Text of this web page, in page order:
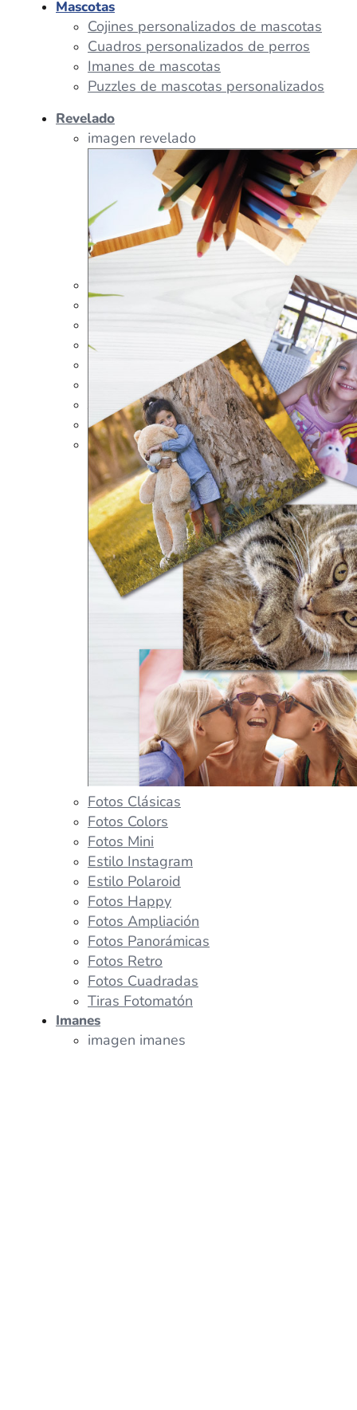
Tazas Personalizadas
Peluches Personalizados
Portalápices Personalizados
Puzles Personalizados
Juegos de Mesa
Alfombrillas Personalizadas
Lámparas LED
Mascotas
Cojines personalizados de mascotas
Cuadros personalizados de perros
Imanes de mascotas
Puzzles de mascotas personalizados
Revelado
imagen revelado
Fotos Clásicas
Fotos Colors
Fotos Mini
Estilo Instagram
Estilo Polaroid
Fotos Happy
Fotos Ampliación
Fotos Panorámicas
Fotos Retro
Fotos Cuadradas
Tiras Fotomatón
Imanes
imagen imanes